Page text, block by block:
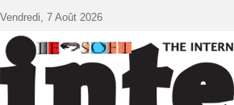
Vendredi, 7 Août 2026